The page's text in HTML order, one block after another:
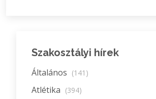
Szakosztályi hírek
Általános (141)
Atlétika (394)